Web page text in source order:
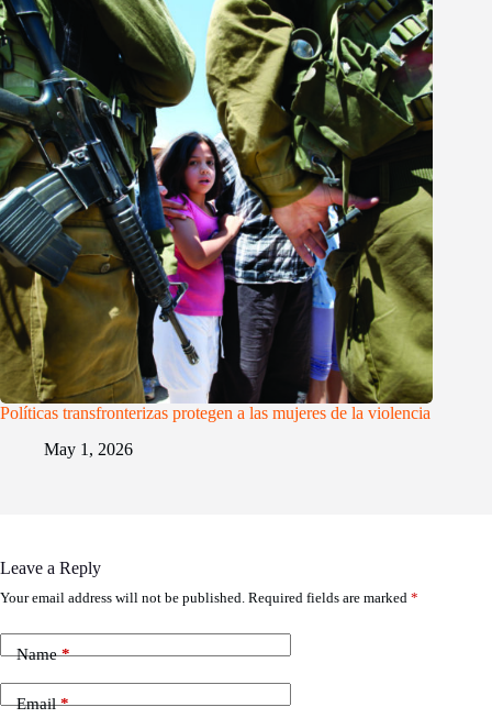
Políticas transfronterizas protegen a las mujeres de la violencia
May 1, 2026
Leave a Reply
Your email address will not be published. Required fields are marked *
Name*
Email*